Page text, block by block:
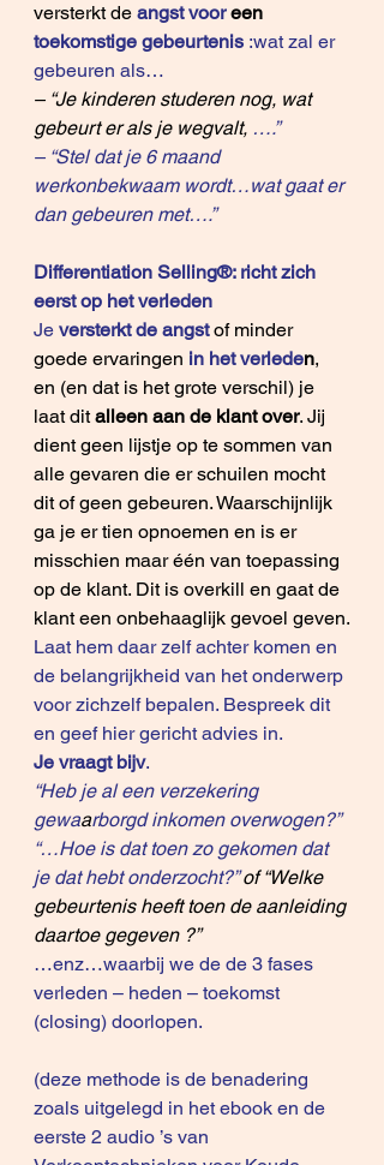
versterkt de angst voor een
toekomstige gebeurtenis :wat zal er
gebeuren als…
– “Je kinderen studeren nog, wat
gebeurt er als je wegvalt, ….”
– “Stel dat je 6 maand
werkonbekwaam wordt…wat gaat er
dan gebeuren met….”
Differentiation Selling®: richt zich
eerst op het verleden
Je versterkt de angst of minder
goede ervaringen in het verleden,
en (en dat is het grote verschil) je
laat dit alleen aan de klant over. Jij
dient geen lijstje op te sommen van
alle gevaren die er schuilen mocht
dit of geen gebeuren. Waarschijnlijk
ga je er tien opnoemen en is er
misschien maar één van toepassing
op de klant. Dit is overkill en gaat de
klant een onbehaaglijk gevoel geven.
Laat hem daar zelf achter komen en
de belangrijkheid van het onderwerp
voor zichzelf bepalen. Bespreek dit
en geef hier gericht advies in.
Je vraagt bijv.
“Heb je al een verzekering
gewaarborgd inkomen overwogen?”
“…Hoe is dat toen zo gekomen dat
je dat hebt onderzocht?” of “Welke
gebeurtenis heeft toen de aanleiding
daartoe gegeven ?”
…enz…waarbij we de de 3 fases
verleden – heden – toekomst
(closing) doorlopen.
(deze methode is de benadering
zoals uitgelegd in het ebook en de
eerste 2 audio ’s van